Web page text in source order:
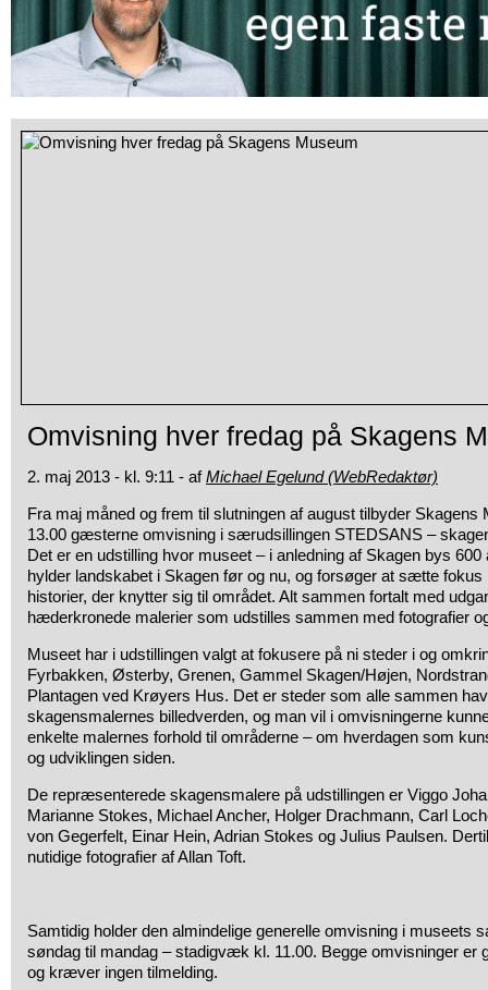
Omvisning hver fredag på Skagens
2. maj 2013 - kl. 9:11 - afMichael Egelund (WebRedaktør)
Fra maj måned og frem til slutningen af august tilbyder Skagens
13.00 gæsterne omvisning i særudsillingen STEDSANS –
Det er en udstilling hvor museet – i anledning af Skagen bys
hylder landskabet i Skagen før og nu, og forsøger at sætte fokus
historier, der knytter sig til området. Alt sammen fortalt med
hæderkronede malerier som udstilles sammen med fotografier
Museet har i udstillingen valgt at fokusere på ni steder i og
Fyrbakken, Østerby, Grenen, Gammel Skagen/Højen,
Plantagen ved Krøyers Hus. Det er steder som alle sammen
skagensmalernes billedverden, og man vil i omvisningerne
enkelte malernes forhold til områderne – om hverdagen som
og udviklingen siden.
De repræsenterede skagensmalere på udstillingen er Viggo
Marianne Stokes, Michael Ancher, Holger Drachmann, Carl
von Gegerfelt, Einar Hein, Adrian Stokes og Julius Paulsen.
nutidige fotografier af Allan Toft.
Samtidig holder den almindelige generelle omvisning i museets
søndag til mandag – stadigvæk kl. 11.00. Begge omvisninger er
og kræver ingen tilmelding.